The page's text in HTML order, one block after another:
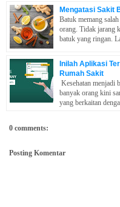
Mengatasi Sakit
Batuk memang
orang. Tidak jarang
batuk yang ringan.
Inilah Aplikasi
Rumah Sakit
Kesehatan menjadi
banyak orang kini
yang berkaitan
0 comments:
Posting Komentar